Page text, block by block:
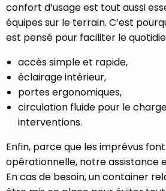
confort d’usage est tout aussi
équipes sur le terrain. C’est
est pensé pour faciliter le
accès simple et rapide,
éclairage intérieur,
portes ergonomiques,
circulation fluide pour le
interventions.
Enfin, parce que les imprévus
opérationnelle, notre assistance
En cas de besoin, un container